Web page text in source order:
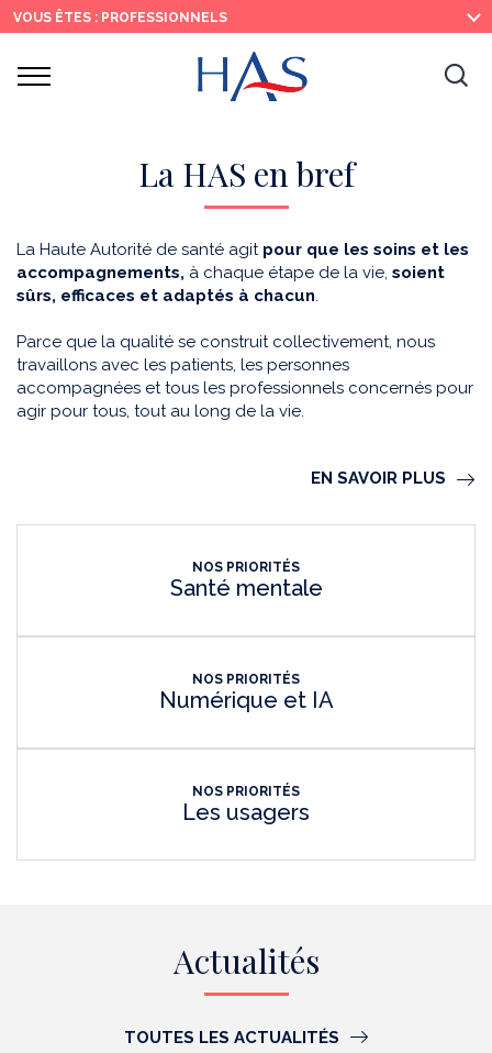
Recherche
Menu
principal
Contenu
principal
VOUS ÊTES : PROFESSIONNELS
Ouvrir
La HAS en bref
La Haute Autorité de santé agit pour que les soins et les
accompagnements, à chaque étape de la vie, soient
sûrs, efficaces et adaptés à chacun.
Parce que la qualité se construit collectivement, nous
travaillons avec les patients, les personnes
accompagnées et tous les professionnels concernés pour
agir pour tous, tout au long de la vie.
EN SAVOIR PLUS
NOS PRIORITÉS
Santé mentale
NOS PRIORITÉS
Numérique et IA
NOS PRIORITÉS
Les usagers
Actualités
TOUTES LES ACTUALITÉS